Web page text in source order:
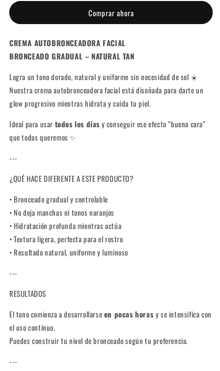
Comprar ahora
CREMA AUTOBRONCEADORA FACIAL
BRONCEADO GRADUAL – NATURAL TAN
Logra un tono dorado, natural y uniforme sin necesidad de sol ☀️
Nuestra crema autobronceadora facial está diseñada para darte un
glow progresivo mientras hidrata y cuida tu piel.
Ideal para usar todos los días y conseguir ese efecto “buena cara”
que todas queremos ✨
---
¿QUÉ HACE DIFERENTE A ESTE PRODUCTO?
• Bronceado gradual y controlable
• No deja manchas ni tonos naranjos
• Hidratación profunda mientras actúa
• Textura ligera, perfecta para el rostro
• Resultado natural, uniforme y luminoso
---
RESULTADOS
El tono comienza a desarrollarseen pocas horas y se intensifica con
el uso continuo.
Puedes construir tu nivel de bronceado según tu preferencia.
---